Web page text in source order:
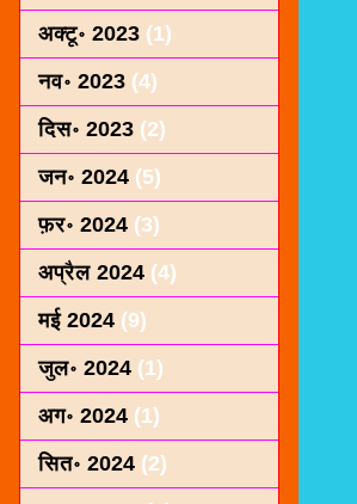
अक्टू॰ 2023 (1)
नव॰ 2023 (4)
दिस॰ 2023 (2)
जन॰ 2024 (5)
फ़र॰ 2024 (3)
अप्रैल 2024 (4)
मई 2024 (9)
जुल॰ 2024 (1)
अग॰ 2024 (1)
सित॰ 2024 (2)